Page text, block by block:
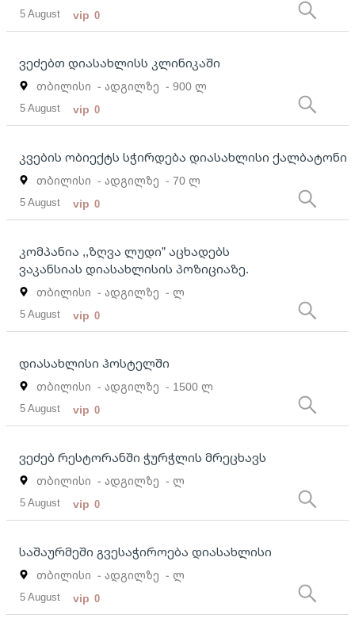
5 August vip 0
ვეძებთ დიასახლისს კლინიკაში
თბილისი - ადგილზე - 900 ლ
5 August vip 0
კვების ობიექტს სჭირდება დიასახლისი ქალბატონი
თბილისი - ადგილზე - 70 ლ
5 August vip 0
კომპანია ,,ზღვა ლუდი” აცხადებს
ვაკანსიას დიასახლისის პოზიციაზე.
თბილისი - ადგილზე - ლ
5 August vip 0
დიასახლისი ჰოსტელში
თბილისი - ადგილზე - 1500 ლ
5 August vip 0
ვეძებ რესტორანში ჭურჭლის მრეცხავს
თბილისი - ადგილზე - ლ
5 August vip 0
საშაურმეში გვესაჭიროება დიასახლისი
თბილისი - ადგილზე - ლ
5 August vip 0